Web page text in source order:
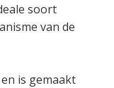
soort
van de
is gemaakt